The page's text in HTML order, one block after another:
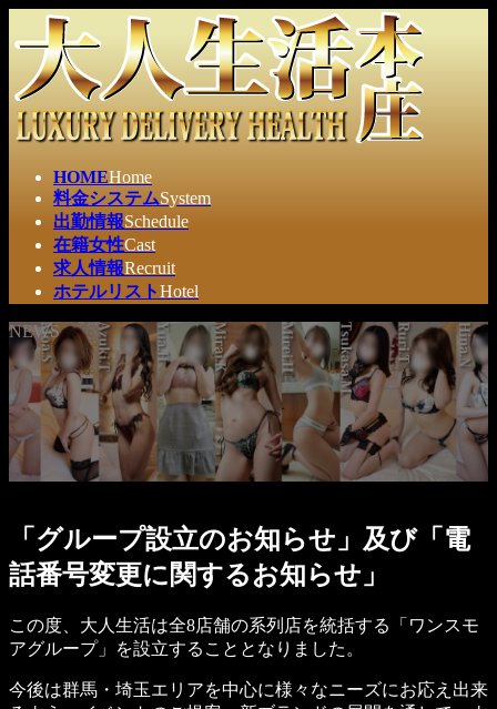
ン
ン
ツ
へ
ビ
ー
シ
ョ
HOMEHome
料金システムSystem
出勤情報Schedule
在籍女性Cast
求人情報Recruit
ホテルリストHotel
NEWS
「グループ設立のお知らせ」及び「電
話番号変更に関するお知らせ」
この度、大人生活は全8店舗の系列店を統括する「ワンスモ
アグループ」を設立することとなりました。
今後は群馬・埼玉エリアを中心に様々なニーズにお応え出来